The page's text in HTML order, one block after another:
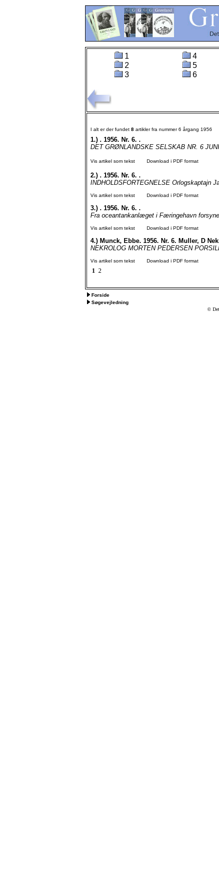
1
2
3
4
5
6
I alt er der fundet 8 artikler fra nummer 6 årgang 1956
1.) . 1956. Nr. 6. .
DET GRØNLANDSKE SELSKAB NR. 6
Vis artikel som tekst Download i PDF format
2.) . 1956. Nr. 6. .
INDHOLDSFORTEGNELSE Orlogskaptajn
Vis artikel som tekst Download i PDF format
3.) . 1956. Nr. 6. .
Fra oceantankanlæget i Færingehavn
Vis artikel som tekst Download i PDF format
4.) Munck, Ebbe. 1956. Nr. 6. Muller, D
NEKROLOG MORTEN PEDERSEN
Vis artikel som tekst Download i PDF format
1 2
Forside
Søgevejledning
© Det